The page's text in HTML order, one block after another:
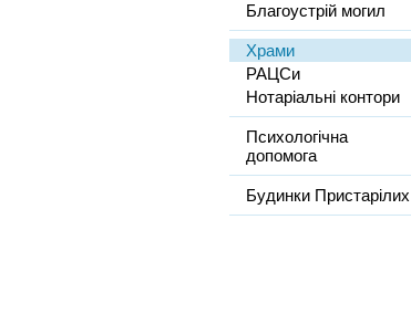
Благоустрій могил
Храми
РАЦСи
Нотаріальні контори
Психологічна
допомога
Будинки Пристарілих